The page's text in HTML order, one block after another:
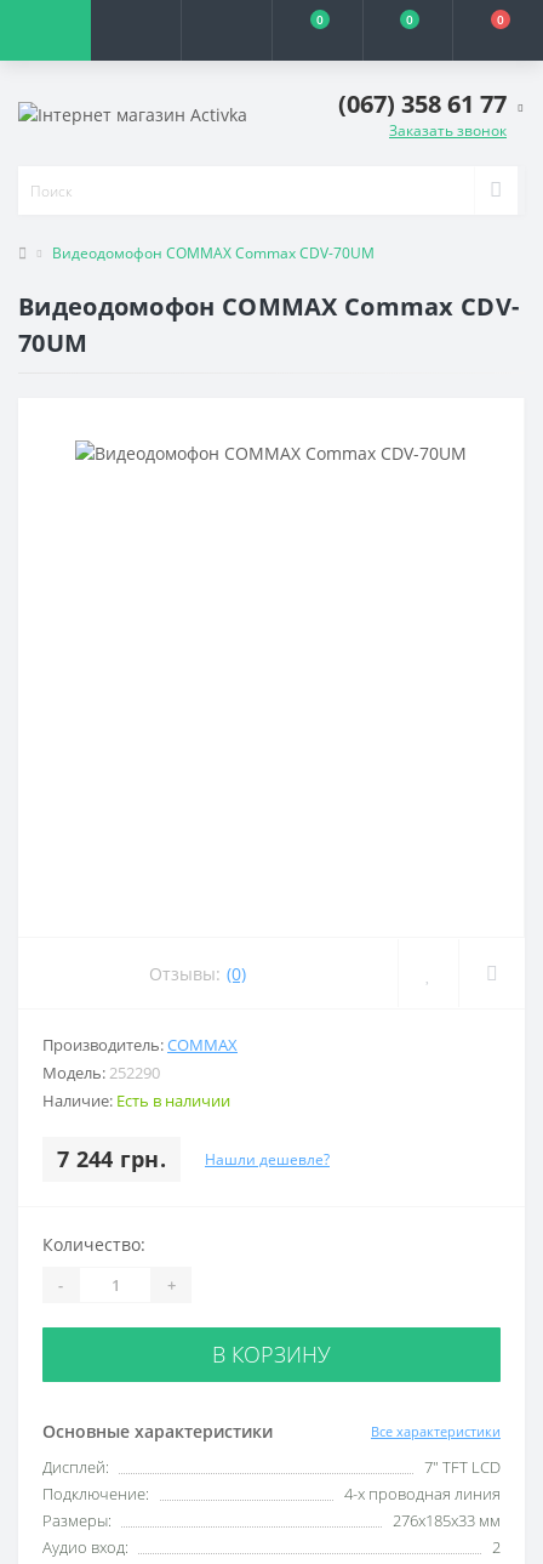
0 0 0
(067) 358 61 77
Заказать звонок
Видеодомофон COMMAX Commax CDV-70UM
Видеодомофон COMMAX Commax CDV-
70UM
Отзывы: (0)
Производитель:COMMAX
Модель:252290
Наличие: Есть в наличии
7 244 грн. Нашли дешевле?
Основные характеристики Все характеристики
Дисплей:
7" TFT LCD
Подключение:
4-х проводная линия
Размеры:
276х185х33 мм
Аудио вход:
2
Количество:
- +
В КОРЗИНУ